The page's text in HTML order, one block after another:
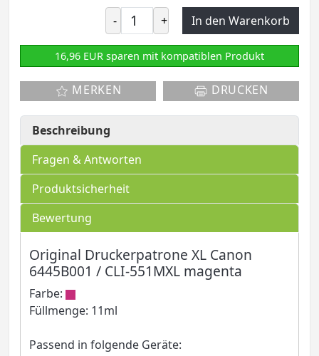
- + In den Warenkorb
16,96 EUR sparen mit kompatiblen Produkt
MERKEN DRUCKEN
Beschreibung
Fragen & Antworten
Produktsicherheit
Bewertung
Original Druckerpatrone XL Canon
6445B001 / CLI-551MXL magenta
Farbe:
Füllmenge: 11ml
Passend in folgende Geräte: